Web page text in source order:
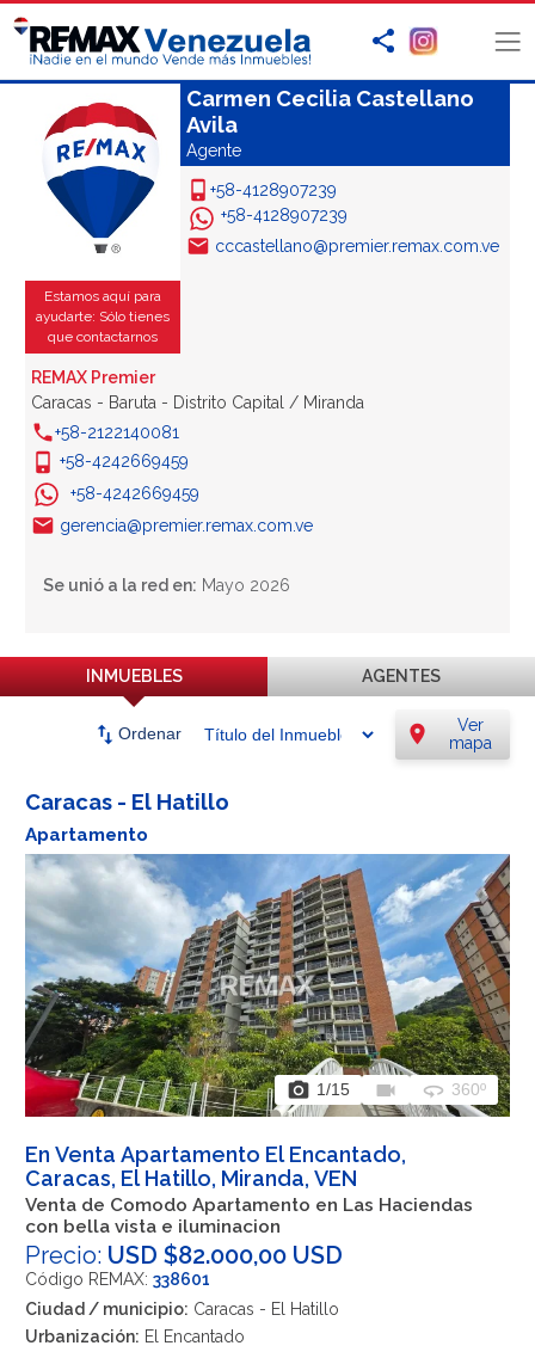
Estamos aquí para
ayudarte: Sólo tienes
que contactarnos
Carmen Cecilia Castellano
Avila
Agente
+58-4128907239
+58-4128907239
cccastellano@premier.remax.com.ve
REMAX Premier
Caracas - Baruta - Distrito Capital / Miranda
+58-2122140081
+58-4242669459
+58-4242669459
gerencia@premier.remax.com.ve
Se unió a la red en: Mayo 2026
INMUEBLES AGENTES
swap_vert Ordenar location_on
Ver
mapa
Caracas - El Hatillo
Apartamento
photo_camera 1/15 videocam 360 360º
En Venta Apartamento El Encantado,
Caracas, El Hatillo, Miranda, VEN
Venta de Comodo Apartamento en Las Haciendas
con bella vista e iluminacion
Precio: USD $82.000,00 USD
Código REMAX: 338601
Ciudad / municipio: Caracas - El Hatillo
Urbanización: El Encantado